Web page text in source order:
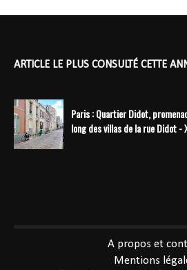
ARTICLE LE PLUS CONSULTÉ CETTE
Paris : Quartier Didot,
long des villas de la rue Didot -
A propos et
Mentions